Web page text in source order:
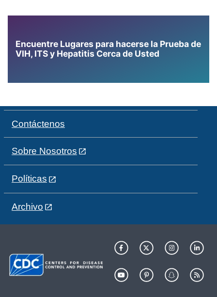
Encuentre Lugares para hacerse la Prueba de
VIH, ITS y Hepatitis Cerca de Usted
Contáctenos
Sobre Nosotros
Políticas
Archivo